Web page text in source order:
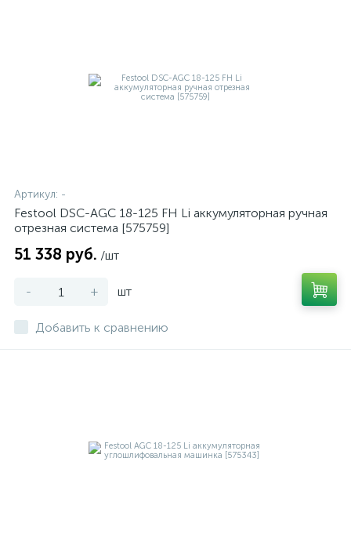
Артикул: -
Festool DSC-AGC 18-125 FH Li аккумуляторная ручная
отрезная система [575759]
51 338 руб. /шт
- + шт
Добавить к сравнению